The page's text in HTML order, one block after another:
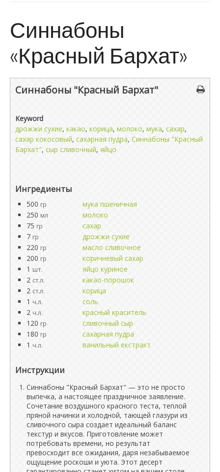
Синнабоны
«Красный Бархат»
Синнабоны "Красный Бархат"
Keyword
дрожжи сухие, какао, корица, молоко, мука, сахар,
сахар кокосовый, сахарная пудра, Синнабоны "Красный
Бархат", сыр сливочный, яйцо
Ингредиенты
500 гр
мука пшеничная
250 мл
молоко
75 гр
сахар
7 гр
дрожжи сухие
220 гр
масло сливочное
200 гр
коричневый сахар
1 шт.
яйцо куриное
2 ст.л.
какао-порошок
2 ст.л.
корица
1 ч.л.
соль
2 ч.л.
красный краситель
120 гр
сливочный сыр
180 гр
сахарная пудра
1 ч.л. ванильный екстракт
Инструкции
Синнабоны "Красный Бархат" — это не просто
выпечка, а настоящее праздничное заявление.
Сочетание воздушного красного теста, теплой
пряной начинки и холодной, тающей глазури из
сливочного сыра создает идеальный баланс
текстур и вкусов. Приготовление может
потребовать времени, но результат
превосходит все ожидания, даря незабываемое
ощущение роскоши и уюта. Этот десерт